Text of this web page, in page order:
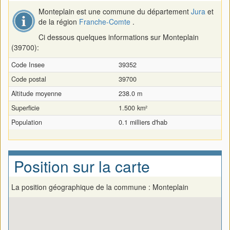
Monteplain est une commune du département Jura et
de la région Franche-Comte .
Ci dessous quelques informations sur Monteplain
(39700):
Code Insee
39352
Code postal
39700
Altitude moyenne
238.0 m
Superficie
1.500 km²
Population
0.1 milliers d'hab
Position sur la carte
La position géographique de la commune : Monteplain